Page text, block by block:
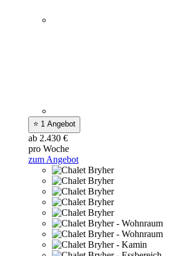
⭐ 1 Angebot
ab 2.430 €
pro Woche
zum Angebot